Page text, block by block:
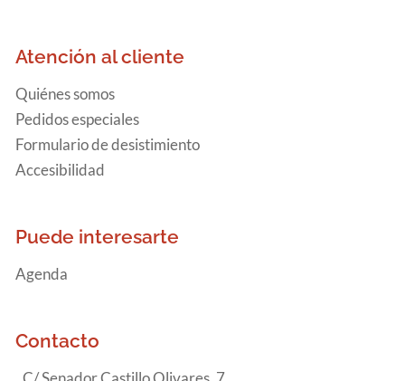
Atención al cliente
Quiénes somos
Pedidos especiales
Formulario de desistimiento
Accesibilidad
Puede interesarte
Agenda
Contacto